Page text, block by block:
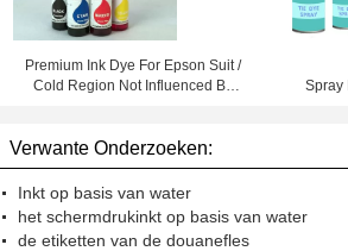
Premium Ink Dye For Epson Suit /
Cold Region Not Influenced By
Spray
Verwante Onderzoeken:
Inkt op basis van water
het schermdrukinkt op basis van water
de etiketten van de douanefles